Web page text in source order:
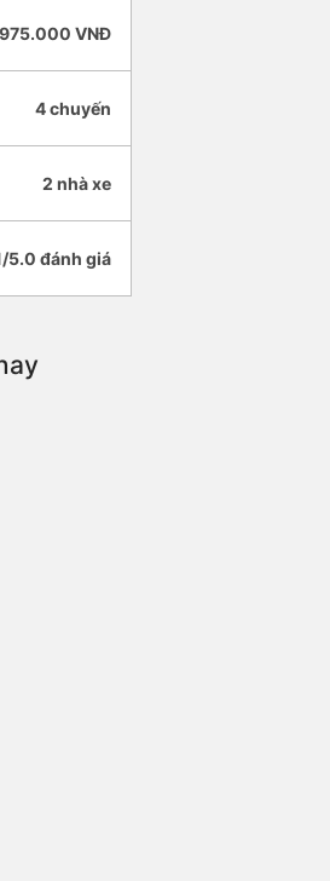
975.000 VNĐ
4 chuyến
2 nhà xe
5.0 đánh giá